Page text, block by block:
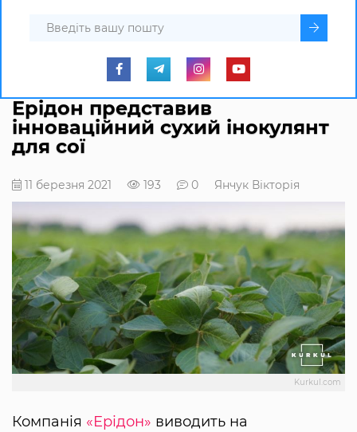
Ерідон представив
інноваційний сухий інокулянт
для сої
11 березня 2021 193 0 Янчук Вікторія
Kurkul.com
Компанія «Ерідон» виводить на